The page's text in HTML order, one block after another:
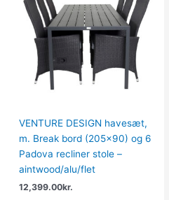
VENTURE DESIGN havesæt,
m. Break bord (205×90) og 6
Padova recliner stole –
aintwood/alu/flet
12,399.00kr.